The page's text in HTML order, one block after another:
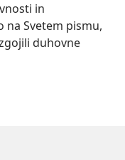
in
na Svetem pismu,
duhovne